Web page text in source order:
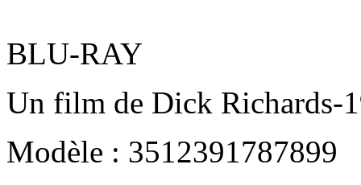
BLU-RAY
Un film de Dick Richards-
Modèle : 3512391787899